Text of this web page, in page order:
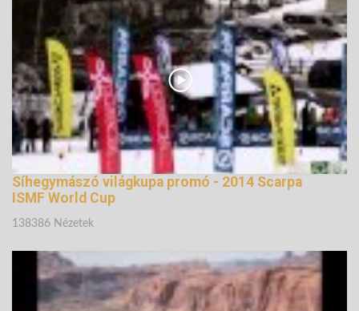
162160 Nézetek
Síhegymászó világkupa promó - 2014 Scarpa
ISMF World Cup
138386 Nézetek